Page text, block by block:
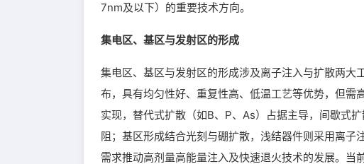
7nm及以下）的重要技术方向。
集电区、基区与发射区的形成
集电区、基区与发射区的形成涉及离子注入与扩散两
布，具有均匀性好、重复性高、低温工艺等优势，但
实现，替代式扩散（如B、P、As）占据主导，间歇式
阻；基区形成结合光刻与硼扩散，浅结器件则采用离
需求推动高剂量高能量注入及快速退火技术的发展。